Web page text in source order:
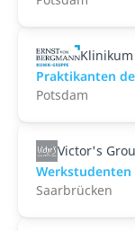
Praktikanten
Potsdam
Victor's
Werkstudenten
Saarbrücken